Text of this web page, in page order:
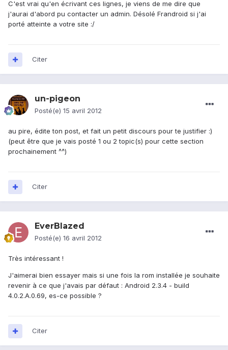
C'est vrai qu'en écrivant ces lignes, je viens de me dire que
j'aurai d'abord pu contacter un admin. Désolé Frandroid si j'ai
porté atteinte a votre site :/
Citer
un-pigeon
Posté(e) 15 avril 2012
au pire, édite ton post, et fait un petit discours pour te justifier :)
(peut être que je vais posté 1 ou 2 topic(s) pour cette section
prochainement ^^)
Citer
EverBlazed
Posté(e) 16 avril 2012
Très intéressant !
J'aimerai bien essayer mais si une fois la rom installée je souhaite
revenir à ce que j'avais par défaut : Android 2.3.4 - build
4.0.2.A.0.69, es-ce possible ?
Citer